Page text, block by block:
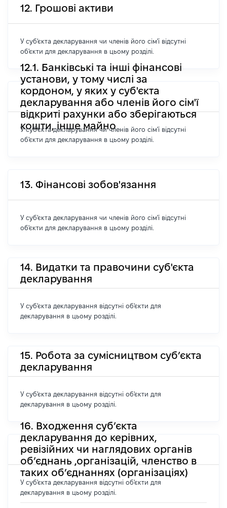
12. Грошові активи
У суб'єкта декларування чи членів його сім'ї відсутні
об'єкти для декларування в цьому розділі.
12.1. Банківські та інші фінансові
установи, у тому числі за
кордоном, у яких у суб'єкта
декларування або членів його сім'ї
відкриті рахунки або зберігаються
кошти, інше майно
У суб'єкта декларування чи членів його сім'ї відсутні
об'єкти для декларування в цьому розділі.
13. Фінансові зобов'язання
У суб'єкта декларування чи членів його сім'ї відсутні
об'єкти для декларування в цьому розділі.
14. Видатки та правочини суб'єкта
декларування
У суб'єкта декларування відсутні об'єкти для
декларування в цьому розділі.
15. Робота за сумісництвом суб’єкта
декларування
У суб'єкта декларування відсутні об'єкти для
декларування в цьому розділі.
16. Входження суб’єкта
декларування до керівних,
ревізійних чи наглядових органів
об’єднань ,організацій, членство в
таких об’єднаннях (організаціях)
У суб'єкта декларування відсутні об'єкти для
декларування в цьому розділі.